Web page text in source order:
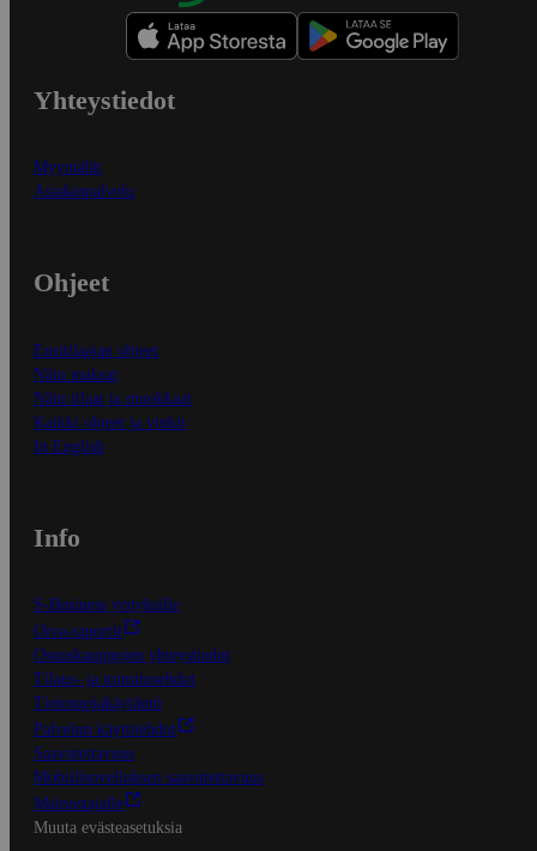
Yhteystiedot
Myymälät
Asiakaspalvelu
Ohjeet
Ensitilaajan ohjeet
Näin maksat
Näin tilaat ja muokkaat
Kaikki ohjeet ja vinkit
In English
Info
S-Business yrityksille
Oiva-raportit
Osuuskauppojen yhteystiedot
Tilaus- ja toimitusehdot
Tietosuojakäytäntö
Palvelun käyttöehdot
Saavutettavuus
Mobiilisovelluksen saavutettavuus
Mainostajalle
Muuta evästeasetuksia